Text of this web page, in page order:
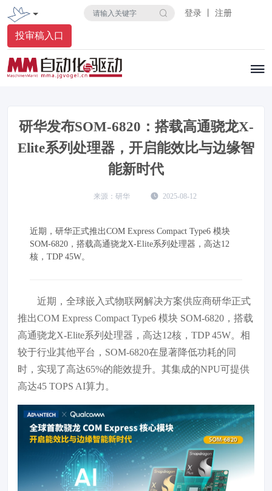
登录 丨 注册
投审稿入口
研华发布SOM-6820：搭载高通骁龙X-
Elite系列处理器，开启能效比与边缘智
能新时代
研华 2025-08-12
近期，研华正式推出COM Express Compact Type6 模块
SOM-6820，搭载高通骁龙X-Elite系列处理器，高达12
核，TDP 45W。
近期，全球嵌入式物联网解决方案供应商研华正式
推出COM Express Compact Type6 模块 SOM-6820，搭载
高通骁龙X-Elite系列处理器，高达12核，TDP 45W。相
较于行业其他平台，SOM-6820在显著降低功耗的同
时，实现了高达65%的能效提升。其集成的NPU可提供
高达45 TOPS AI算力。